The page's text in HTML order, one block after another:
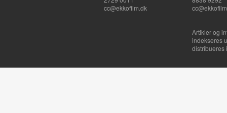
cc@ekkofilm.dk
Artikler og
indekseres
distribueres